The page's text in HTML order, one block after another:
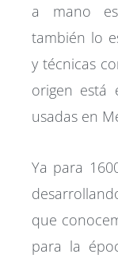
a mano
también lo
y técnicas
origen está
usadas en
Ya para
que
para la